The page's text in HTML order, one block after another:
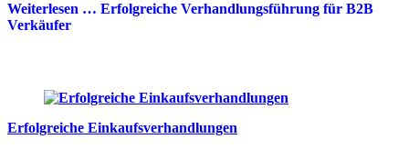
Weiterlesen … Erfolgreiche Verhandlungsführung für B2B
Verkäufer
Erfolgreiche Einkaufsverhandlungen